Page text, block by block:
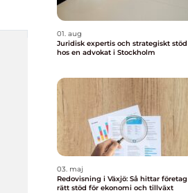
01. aug
Juridisk expertis och strategiskt stöd
hos en advokat i Stockholm
03. maj
Redovisning i Växjö: Så hittar företag
rätt stöd för ekonomi och tillväxt